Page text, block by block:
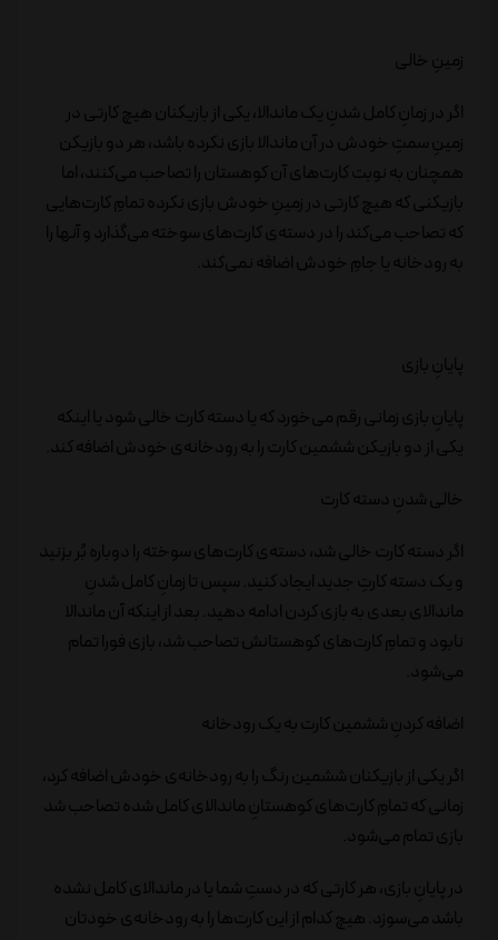
زمینِ خالی
اگر در زمانِ کامل شدنِ یک ماندالا، یکی از بازیکنان هیچ کارتی در
زمینِ سمتِ خودش در آن ماندالا بازی نکرده باشد، هر دو بازیکن
همچنان به نوبت کارت‌های آن کوهستان را تصاحب می‌کنند، اما
بازیکنی که هیچ کارتی در زمینِ خودش بازی نکرده تمامِ کارت‌هایی
که تصاحب می‌کند را در دسته‌ی کارت‌های سوخته می‌گذارد و آنها را
به رودخانه یا جامِ خودش اضافه نمی‌کند.
پایانِ بازی
پایانِ بازی زمانی رقم می‌خورد که یا دسته کارت خالی شود یا اینکه
یکی از دو بازیکن ششمین کارت را به رودخانه‌ی خودش اضافه کند.
خالی شدنِ دسته کارت
اگر دسته کارت خالی شد، دسته‌ی کارت‌های سوخته را دوباره بُر بزنید
و یک دسته کارتِ جدید ایجاد کنید. سپس تا زمانِ کامل شدنِ
ماندالای بعدی به بازی کردن ادامه دهید. بعد از اینکه آن ماندالا
نابود و تمامِ کارت‌های کوهستانش تصاحب شد، بازی فورا تمام
می‌شود.
اضافه کردنِ ششمین کارت به یک رودخانه
اگر یکی از بازیکنان ششمین رنگ را به رودخانه‌ی خودش اضافه کرد،
زمانی که تمامِ کارت‌های کوهستانِ ماندالای کامل شده تصاحب شد
بازی تمام می‌شود.
در پایانِ بازی، هر کارتی که در دستِ شما یا در ماندالای کامل نشده
باشد می‌سوزد. هیچ کدام از این کارت‌ها را به رودخانه‌ی خودتان